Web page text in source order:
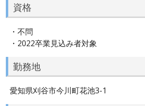
資格
・不問
・2022卒業見込み者対象
勤務地
愛知県刈谷市今川町花池3-1